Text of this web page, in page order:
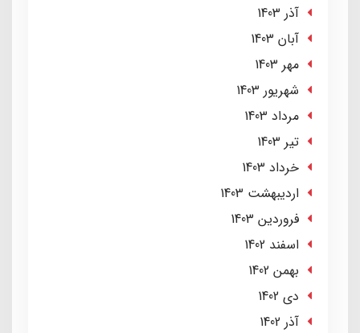
آذر 1403
آبان 1403
مهر 1403
شهریور 1403
مرداد 1403
تير 1403
خرداد 1403
ارديبهشت 1403
فروردین 1403
اسفند 1402
بهمن 1402
دی 1402
آذر 1402